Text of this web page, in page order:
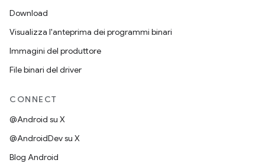
Download
Visualizza l'anteprima dei programmi binari
Immagini del produttore
File binari del driver
CONNECT
@Android su X
@AndroidDev su X
Blog Android